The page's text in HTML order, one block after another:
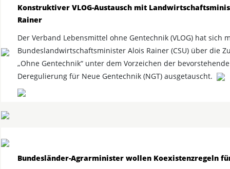
Konstruktiver VLOG-Austausch mit
Rainer
Der Verband Lebensmittel ohne Gentechnik (VLOG) hat sich
Bundeslandwirtschaftsminister Alois Rainer (CSU) über die
„Ohne Gentechnik“ unter dem Vorzeichen der
Deregulierung für Neue Gentechnik (NGT) ausgetauscht.
Bundesländer-Agrarminister wollen Koexistenzregeln